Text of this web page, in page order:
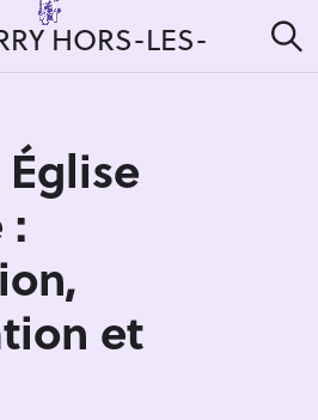
HORS-LES-
e
et